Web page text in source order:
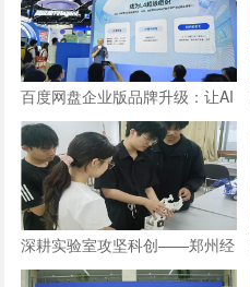
百度网盘企业版品牌升级：让AI
长在数字资产上，成就“超级组
织”
深耕实验室攻坚科创——郑州经
贸学院学子自研仿生机械手